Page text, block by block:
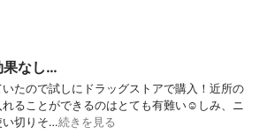
果なし…
たので試しにドラッグストアで購入！近所の
れることができるのはとても有難い☺️しみ、ニ
い切りそ…続きを見る